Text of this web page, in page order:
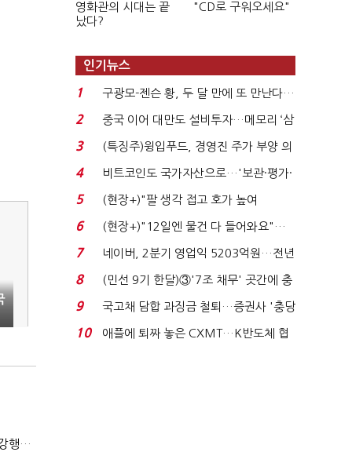
(단독)법원엔 "가치 0원"이라더니…소송 중 '500원 유증' 강행한 라인게임즈
영화관의 시대는 끝
났다?
"CD로 구워오세요"
인기뉴스
1
구광모-젠슨 황, 두 달 만에 또 만난다…
로봇·AI 등 논...
2
중국 이어 대만도 설비투자…메모리 ‘삼
국전쟁’
3
(특징주)윙입푸드, 경영진 주가 부양 의
지에 상한가...
4
비트코인도 국가자산으로…'보관·평가·
처분' 기준은 ...
5
(현장+)"팔 생각 접고 호가 높여
요"…'덜 똘똘한 한 채' 20...
6
(현장+)"12일엔 물건 다 들어와요"…
빈 매대 채우며 문 연 ...
7
네이버, 2분기 영업익 5203억원…전년
비 0.2% 감소...
8
(민선 9기 한달)③'7조 채무' 곳간에 충
격…추미애, 20년...
9
국고채 담합 과징금 철퇴…증권사 '충당
금 폭탄' 우려...
10
애플에 퇴짜 놓은 CXMT…K반도체 협